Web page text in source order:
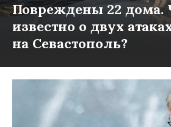
Повреждены 22 дома.
известно о двух
на Севастополь?